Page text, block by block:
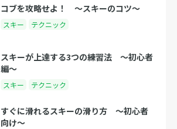
コブを攻略せよ！ 〜スキーのコツ〜
スキー テクニック
スキーが上達する3つの練習法 〜初心者
編〜
スキー テクニック
すぐに滑れるスキーの滑り方 〜初心者
向け〜